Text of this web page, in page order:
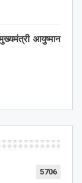
आयुष्मान
5706